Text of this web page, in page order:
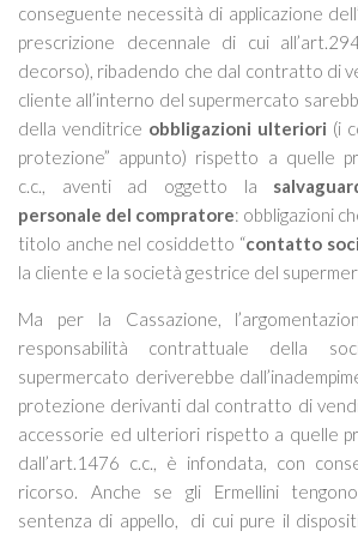
conseguente necessità di applicazione
prescrizione decennale di cui
decorso), ribadendo che dal contratto di
cliente all’interno del supermercato
della venditrice obbligazioni ulteriori (i
protezione” appunto) rispetto a quelle
c.c., aventi ad oggetto la
personale del compratore: obbligazioni
titolo anche nel cosiddetto “contatto
la cliente e la società gestrice del
Ma per la Cassazione,
responsabilità contrattuale della
supermercato deriverebbe
protezione derivanti dal contratto di
accessorie ed ulteriori rispetto a quelle
dall’art.1476 c.c., è infondata, con
ricorso. Anche se gli Ermellini
sentenza di appello,
di cui pure il